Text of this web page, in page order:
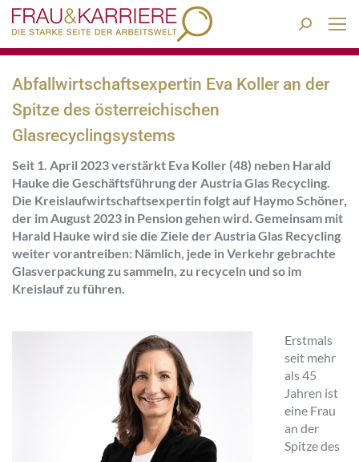
Search:
Abfallwirtschaftsexpertin Eva Koller an der
Spitze des österreichischen
Glasrecyclingsystems
Seit 1. April 2023 verstärkt Eva Koller (48) neben Harald
Hauke die Geschäftsführung der Austria Glas Recycling.
Die Kreislaufwirtschaftsexpertin folgt auf Haymo Schöner,
der im August 2023 in Pension gehen wird. Gemeinsam mit
Harald Hauke wird sie die Ziele der Austria Glas Recycling
weiter vorantreiben: Nämlich, jede in Verkehr gebrachte
Glasverpackung zu sammeln, zu recyceln und so im
Kreislauf zu führen.
Erstmals
seit mehr
als 45
Jahren ist
eine Frau
an der
Spitze des